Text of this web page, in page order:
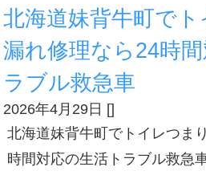
北海道妹背牛町で
漏れ修理なら24時
ラブル救急車
2026年4月29日 []
北海道妹背牛町でトイレつま
時間対応の生活トラブル救急